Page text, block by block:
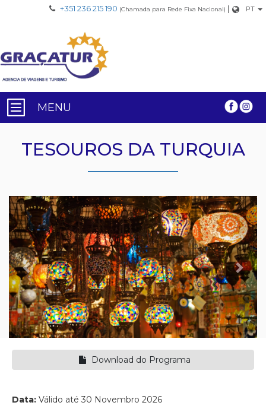
+351 236 215 190 (Chamada para Rede Fixa Nacional) | PT
MENU
TESOUROS DA TURQUIA
Previous Next
Download do Programa
Data: Válido até 30 Novembro 2026